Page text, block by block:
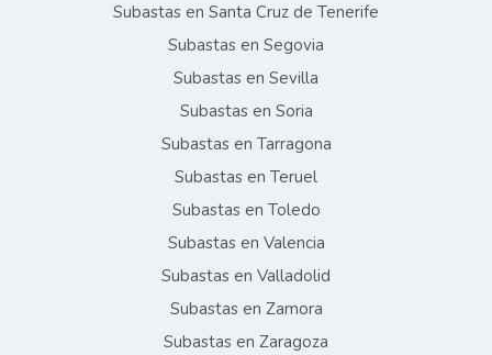
Subastas en Santa Cruz de Tenerife
Subastas en Segovia
Subastas en Sevilla
Subastas en Soria
Subastas en Tarragona
Subastas en Teruel
Subastas en Toledo
Subastas en Valencia
Subastas en Valladolid
Subastas en Zamora
Subastas en Zaragoza